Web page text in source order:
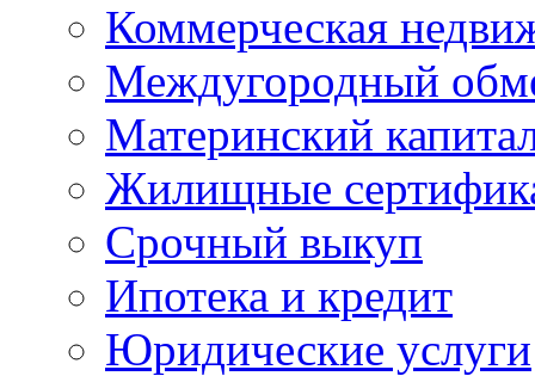
Коммерческая
Междугородный
Материнский
Жилищные
Срочный выкуп
Ипотека и кредит
Юридические услуги